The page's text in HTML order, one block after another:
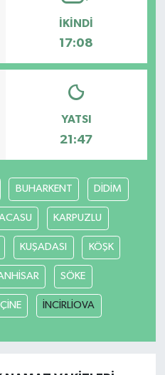
İKINDI
17:08
YATSI
21:47
BUHARKENT DİDİM
KARPUZLU
KUŞADASI KÖŞK
SÖKE
ÇİNE İNCİRLİOVA